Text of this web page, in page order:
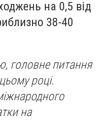
на 0,5 від
38-40
головне питання
році.
на